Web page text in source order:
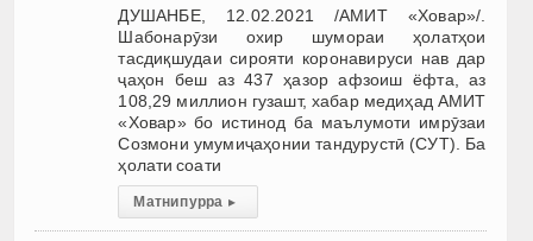
ДУШАНБЕ, 12.02.2021 /АМИТ «Ховар»/.
Шабонарӯзи охир шумораи ҳолатҳои
тасдиқшудаи сирояти коронавируси нав дар
ҷаҳон беш аз 437 ҳазор афзоиш ёфта, аз
108,29 миллион гузашт, хабар медиҳад АМИТ
«Ховар» бо истинод ба маълумоти имрӯзаи
Созмони умумиҷаҳонии тандурустӣ (СУТ). Ба
ҳолати соати
Матни пурра ▸